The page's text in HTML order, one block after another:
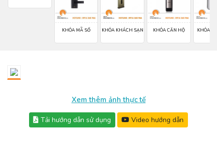
KHÓA MÃ SỐ KHÓA KHÁCH SẠN KHÓA CĂN HỘ KHÓA
Xem thêm ảnh thực tế
Tải hướng dẫn sử dụng Video hướng dẫn